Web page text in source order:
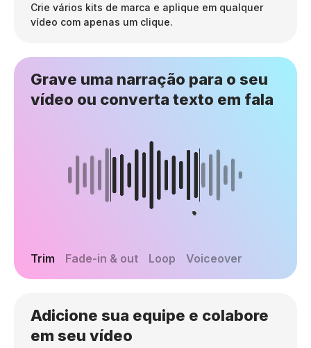
Grave uma narração para o seu
vídeo ou converta texto em fala
Trim Fade-in & out Loop Voiceover
Crie vários kits de marca e aplique em qualquer
vídeo com apenas um clique.
Adicione sua equipe e colabore
em seu vídeo